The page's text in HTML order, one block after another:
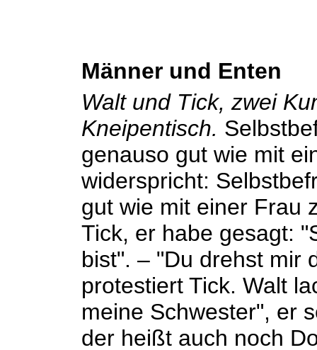
Männer und Enten
Walt und Tick, zwei
Kneipentisch.
genauso gut wie mit
widerspricht:
gut wie mit einer Frau
Tick, er habe gesagt:
bist". – "Du drehst mir
protestiert Tick. Walt
meine Schwester", er
der heißt auch noch